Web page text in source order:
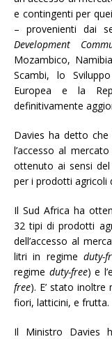
e contingenti per
– provenienti dai
Development
Mozambico,
Scambi, lo
Europea e la
definitivamente
Davies ha detto
l’accesso al
ottenuto ai sensi del
per i prodotti agricoli
Il Sud Africa ha
32 tipi di prodotti
dell’accesso al
litri in regimeduty-
regime duty-free) e
free). E’ stato inoltre
fiori, latticini, e frutta.
Il Ministro Davies